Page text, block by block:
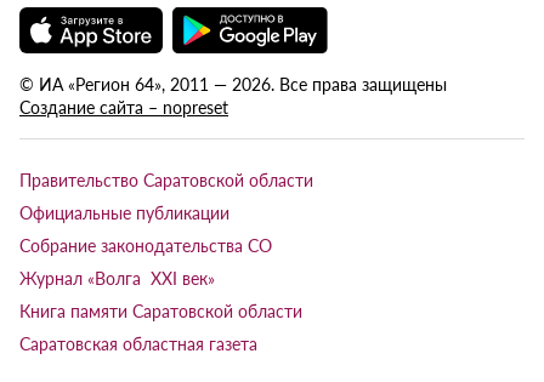
© ИА «Регион 64», 2011 — 2026. Все права защищены
Создание сайта – nopreset
Правительство Саратовской области
Официальные публикации
Собрание законодательства СО
Журнал «Волга XXI век»
Книга памяти Саратовской области
Саратовская областная газета